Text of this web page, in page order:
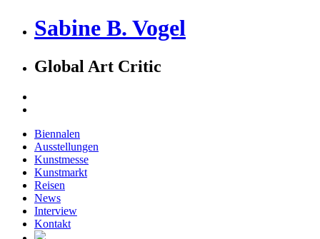
Sabine B. Vogel
Global Art Critic
Biennalen
Ausstellungen
Kunstmesse
Kunstmarkt
Reisen
News
Interview
Kontakt